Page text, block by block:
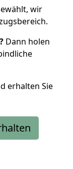
wir
Dann holen
erhalten Sie